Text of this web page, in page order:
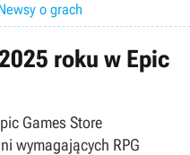
o grach
roku w Epic
Games Store
wymagających RPG